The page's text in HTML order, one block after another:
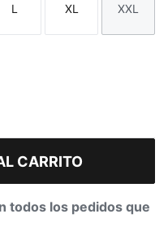
Talla
L
Talla
XL
Talla
XXL
CARRITO
todos los pedidos que